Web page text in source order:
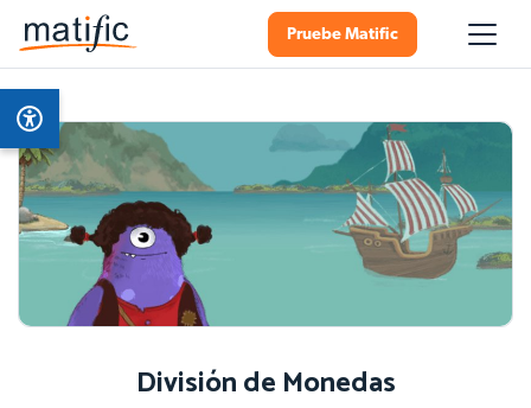
Pruebe Matific
División de Monedas